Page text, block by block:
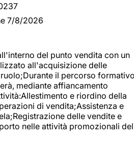
7/8/2026
del punto vendita con un
all'acquisizione delle
il percorso
mediante affiancamento
e riordino della
di vendita;Assistenza e
delle vendite e
nelle attività promozionali del